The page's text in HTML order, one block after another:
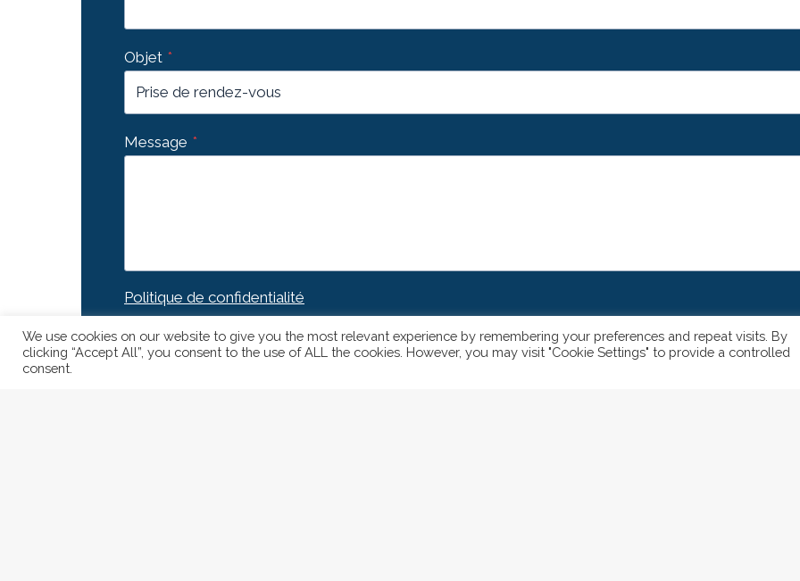
Objet *
Message *
Politique de confidentialité
We use cookies on our website to give you the most relevant experience by remembering your preferences and repeat visits. By
clicking “Accept All”, you consent to the use of ALL the cookies. However, you may visit "Cookie Settings" to provide a controlled
consent.